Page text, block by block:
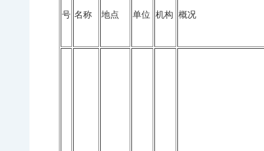
号 名称 地点 单位 机构 概况